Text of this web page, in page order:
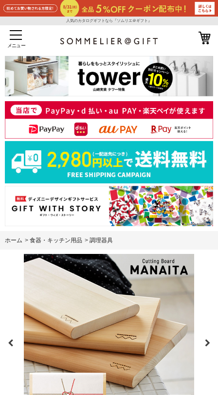
人気のカタログギフトなら『ソムリエ＠ギフト』
メニュー
ホーム > 食器・キッチン用品 > 調理器具